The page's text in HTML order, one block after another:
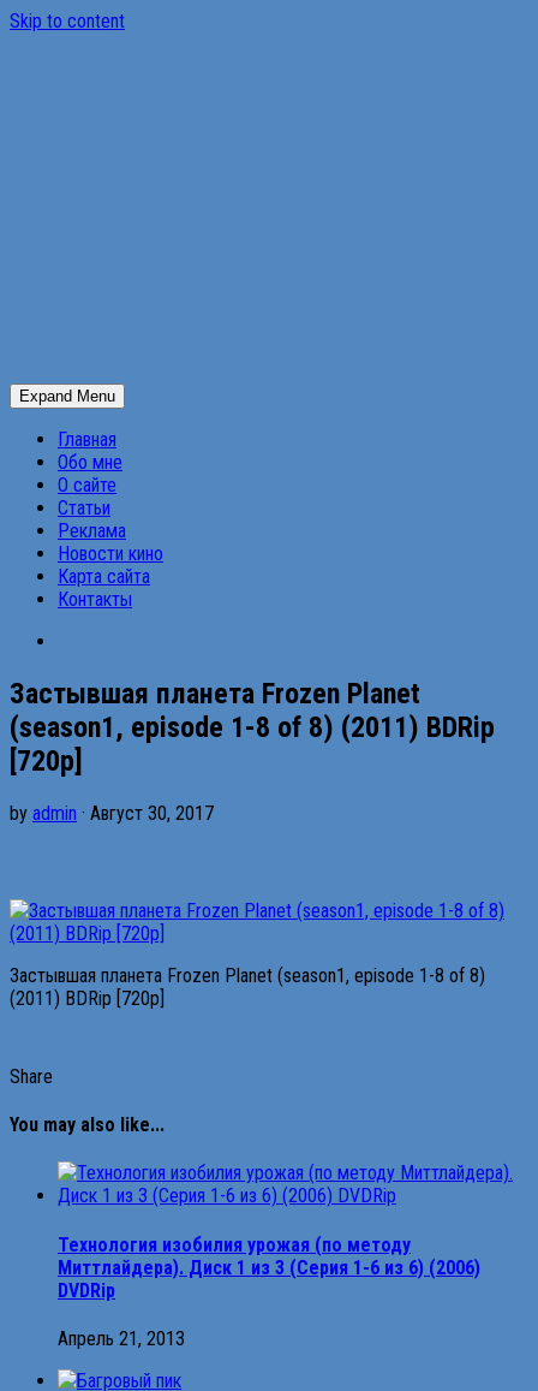
Skip to content
Expand Menu
Главная
Обо мне
О сайте
Статьи
Реклама
Новости кино
Карта сайта
Контакты
Застывшая планета Frozen Planet
(season1, episode 1-8 of 8) (2011) BDRip
[720p]
by admin · Август 30, 2017
Застывшая планета Frozen Planet (season1, episode 1-8 of 8)
(2011) BDRip [720p]
Share
You may also like...
Технология изобилия урожая (по методу
Миттлайдера). Диск 1 из 3 (Серия 1-6 из 6) (2006)
DVDRip
Апрель 21, 2013